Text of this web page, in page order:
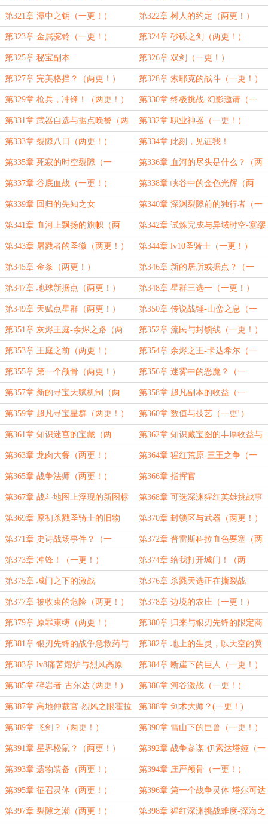
更！）
第321章 潭中之钥（一更！） 第322章 树人的约定（两更！）
第323章 金属驼铃（一更！） 第324章 砂砾之剑（两更！）
第325章 秘宝副本 第326章 双剑（一更！）
第327章 完美格挡？（两更！） 第328章 索耶克的战斗（一更！）
第329章 枪兵，冲锋！（两更！） 第330章 终极挑战-幻影邀请（一
更！）
第331章 武器自选与据点晚餐（两
更！）
第332章 职业神器（一更！）
第333章 裂隙八日（两更！） 第334章 此刻，见证我！
第335章 死寂的时空裂隙（一
更！）
第336章 血河的尽头是什么？（两
更！）
第337章 谷底血战（一更！） 第338章 峡谷中的金色光辉（两
更！）
第339章 回归的先知之女 第340章 深渊裂隙前的独行者（一
更！）
第341章 血河上飘扬的旗帜（两
更！）
第342章 试炼完成与异域时空-塞缪
恩科特（一更！）
第343章 屠戮者的圣徽（两更！） 第344章 lv10圣骑士（一更！）
第345章 金条（两更！） 第346章 新的居所或据点？（一
更！）
第347章 地球新据点（两更！） 第348章 星群三选一（一更！）
第349章 天赋点星群（两更！） 第350章 传说战锤-山峦之息（一
更！）
第351章 灰烬王庭-余烬之路（两
更！）
第352章 流民与封锁线（一更！）
第353章 王庭之前（两更！） 第354章 余烬之王-卡达希尔（一
更！）
第355章 第一个颅骨（两更！） 第356章 迷雾中的恶魔？（一
更！）
第357章 新的寻宝天赋机制（两
更！）
第358章 超凡副本的收益（一
更！）
第359章 超凡寻宝星群（两更！） 第360章 数值与技艺（一更!）
第361章 知识迷宫的宝藏（两
更！）
第362章 知识藏宝图的丰厚收益与
翟氏异域巨龙秘制料理（一更！）
第363章 龙肉大餐（两更！） 第364章 猩红荒原-三王之争（一
更！）
第365章 战争法师（两更！） 第366章 指挥官
第367章 战斗地图上浮现的新图标
（一更！）
第368章 可选深渊猩红英雄挑战事
件：直面死亡（两更！）
第369章 原初杀戮圣骑士的旧物
（一更！）
第370章 封锁区与武器（两更！）
第371章 史诗战场事件？（一
更！）
第372章 普雷斯科拉血色要塞（两
更！）
第373章 冲锋！（一更！） 第374章 给我打开城门！（两
更！）
第375章 城门之下的激战 第376章 杀戮天选正在撕裂战
场……（一更！）
第377章 被收束的危险（两更！） 第378章 边境的农庄（一更！）
第379章 原罪束缚（两更！） 第380章 归来与银刃先锋的限定商
店（一更！）
第381章 银刃先锋的战争急救药与
渔获（两更！）
第382章 地上的生灵，以天空的翼
展（一更！）
第383章 lv8痛苦熔炉与烈风高原
（两更！）
第384章 断崖下的巨人（一更！）
第385章 碎岩者-古尔达 (两更！) 第386章 河谷激战（一更！）
第387章 高地仲裁官-烈风之眼霍拉
格（两更！）
第388章 剑术大师？(一更！)
第389章 飞剑？（两更！） 第390章 雪山下的巨兽（一更！）
第391章 星界松鼠？（两更！） 第392章 战争参谋-伊索达塔娅（一
更！）
第393章 遗物装备（两更！） 第394章 庄严颅骨（一更！）
第395章 征召灵体（两更！） 第396章 第一个战争灵体-塔尔可达
（一更！）
第397章 裂隙之潮（两更！） 第398章 猩红深渊挑战难度-深海之